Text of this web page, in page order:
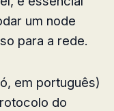
um node
para a rede.
em português)
do